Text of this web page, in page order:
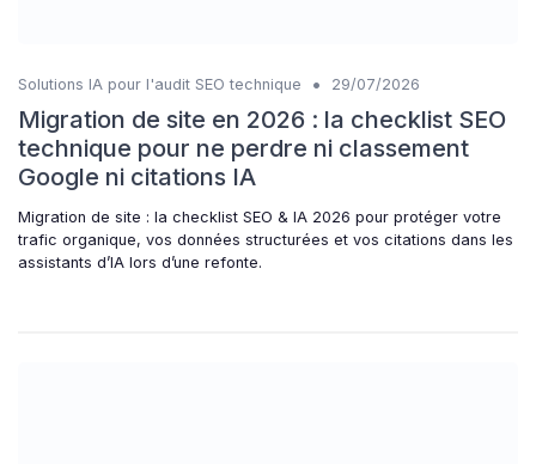
Solutions IA pour l'audit SEO technique • 29/07/2026
Migration de site en 2026 : la checklist SEO
technique pour ne perdre ni classement
Google ni citations IA
Migration de site : la checklist SEO & IA 2026 pour protéger votre
trafic organique, vos données structurées et vos citations dans les
assistants d’IA lors d’une refonte.